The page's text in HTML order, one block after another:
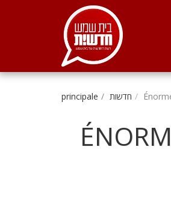
principale חדשות